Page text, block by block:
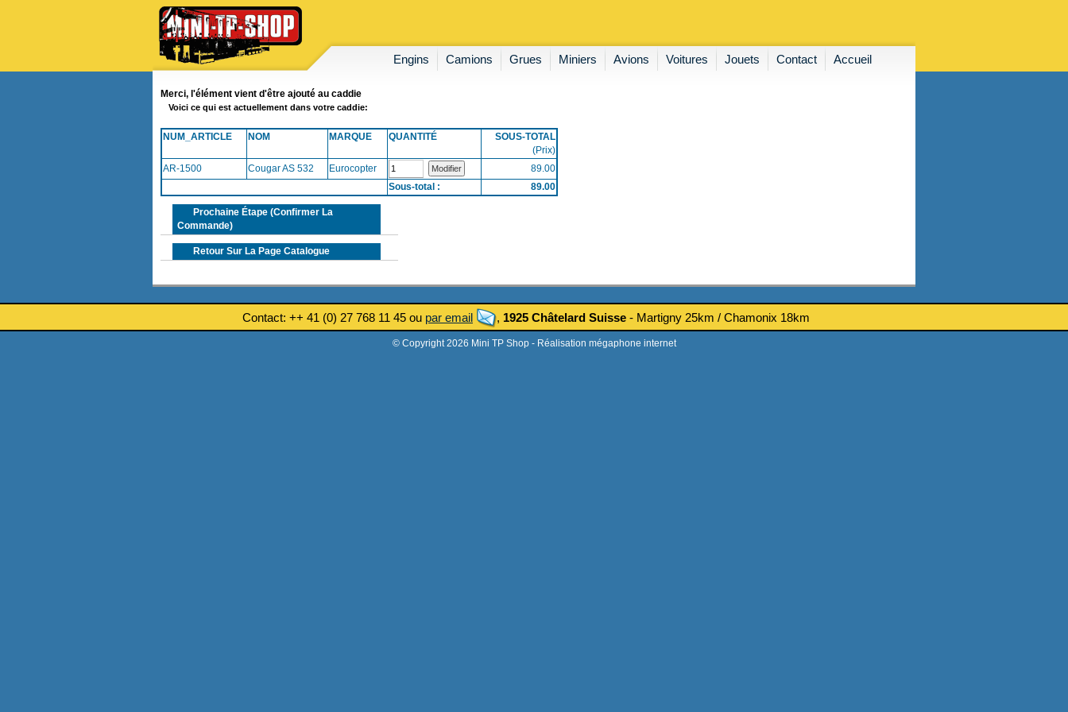
Engins Camions Grues Miniers Avions Voitures Jouets Contact Accueil
Merci, l'élément vient d'être ajouté au caddie
Voici ce qui est actuellement dans votre caddie:
NUM_ARTICLE NOM MARQUE QUANTITÉ
SOUS-TOTAL
(Prix)
AR-1500
Cougar AS 532 Eurocopter
89.00
Sous-total :
89.00
Prochaine Étape (confirmer La
Commande)
Retour Sur La Page Catalogue
Contact: ++ 41 (0) 27 768 11 45 ou par email , 1925 Châtelard Suisse - Martigny 25km / Chamonix 18km
© Copyright 2026 Mini TP Shop - Réalisation mégaphone internet